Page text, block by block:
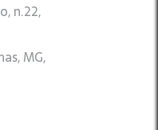
n.22,
MG,